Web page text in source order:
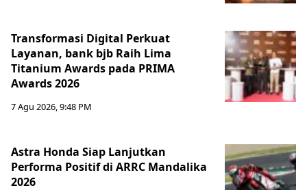
Transformasi Digital Perkuat
Layanan, bank bjb Raih Lima
Titanium Awards pada PRIMA
Awards 2026
7 Agu 2026, 9:48 PM
Astra Honda Siap Lanjutkan
Performa Positif di ARRC Mandalika
2026